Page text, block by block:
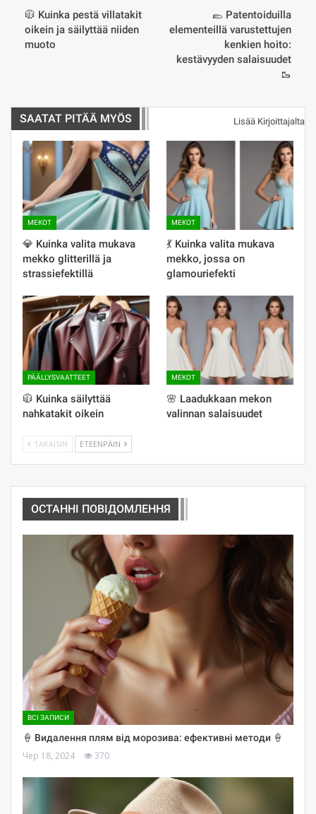
🧥 Kuinka pestä villatakit
oikein ja säilyttää niiden
muoto
🥿 Patentoiduilla
elementeillä varustettujen
kenkien hoito:
kestävyyden salaisuudet
🥾
SAATAT PITÄÄ MYÖS Lisää Kirjoittajalta
MEKOT
💎 Kuinka valita mukava
mekko glitterillä ja
strassiefektillä
MEKOT
💃 Kuinka valita mukava
mekko, jossa on
glamouriefekti
PÄÄLLYSVAATTEET
🧥 Kuinka säilyttää
nahkatakit oikein
MEKOT
🌸 Laadukkaan mekon
valinnan salaisuudet
TAKAISIN ETEENPÄIN
ОСТАННІ ПОВІДОМЛЕННЯ
ВСІ ЗАПИСИ
🍦 Видалення плям від морозива: ефективні методи 🍦
Чер 18, 2024 370